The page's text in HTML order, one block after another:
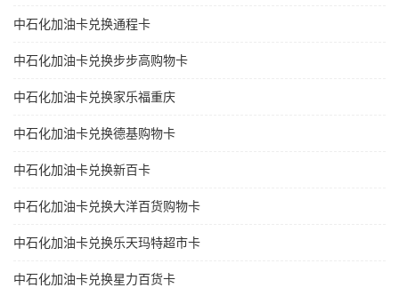
中石化加油卡兑换通程卡
中石化加油卡兑换步步高购物卡
中石化加油卡兑换家乐福重庆
中石化加油卡兑换德基购物卡
中石化加油卡兑换新百卡
中石化加油卡兑换大洋百货购物卡
中石化加油卡兑换乐天玛特超市卡
中石化加油卡兑换星力百货卡